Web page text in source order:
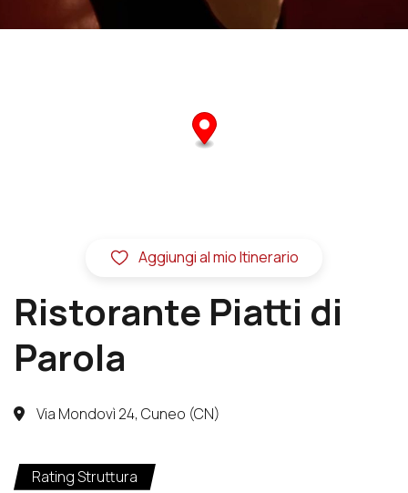
Ristorante Piatti di
Parola
Aggiungi al mio Itinerario
Via Mondovì 24, Cuneo (CN)
Rating Struttura